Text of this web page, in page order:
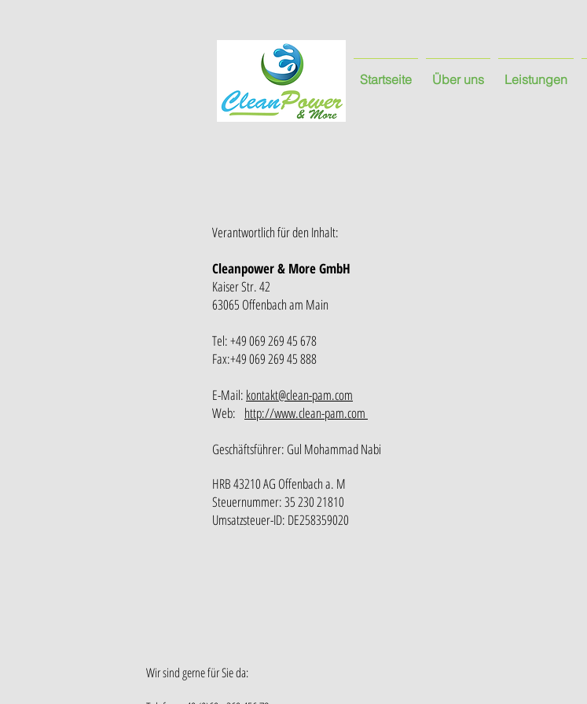
Verantwortlich für den Inhalt:
Cleanpower & More GmbH
Kaiser Str. 42
63065 Offenbach am Main
Tel: +49 069 269 45 678
Fax:+49 069 269 45 888
E-Mail: kontakt@clean-pam.com
Web: http://www.clean-pam.com
Geschäftsführer: Gul Mohammad Nabi
HRB 43210 AG Offenbach a. M
Steuernummer: 35 230 21810
Umsatzsteuer-ID: DE258359020
Startseite Über uns Leistungen
Wir sind gerne für Sie da: